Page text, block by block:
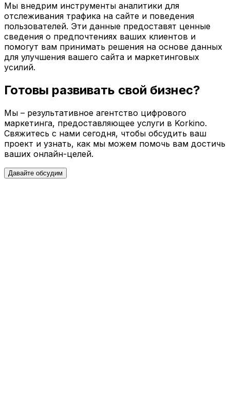
Мы внедрим инструменты аналитики для
отслеживания трафика на сайте и поведения
пользователей. Эти данные предоставят ценные
сведения о предпочтениях ваших клиентов и
помогут вам принимать решения на основе данных
для улучшения вашего сайта и маркетинговых
усилий.
Готовы развивать свой бизнес?
Мы – результативное агентство цифрового
маркетинга, предоставляющее услуги в Korkino.
Свяжитесь с нами сегодня, чтобы обсудить ваш
проект и узнать, как мы можем помочь вам достичь
ваших онлайн-целей.
Давайте обсудим